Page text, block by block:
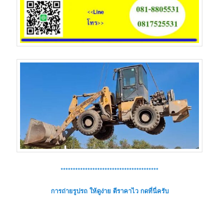
****************************************
การถ่ายรูปรถ ให้ดูง่าย ตีราคาไว กดที่นี่ครับ